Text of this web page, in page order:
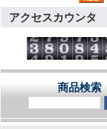
アクセスカウンタ
商品検索